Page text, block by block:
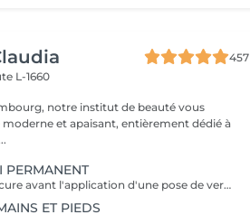
457
L-1660
notre institut de beauté vous
et apaisant, entièrement dédié à
PERMANENT
réalisation d'une manucure avant l'application d'une pose de vernis semi permanent tenue entre 2-3 semaines un supplément sera calculé pour la réalisation d'une french ou décor
ET PIEDS